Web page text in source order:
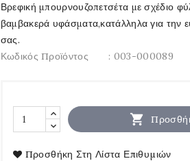
Βρεφική μπουρνουζοπετσέτα με σχέδιο
βαμβακερά υφάσματα,κατάλληλα για την
σας.
Κωδικός Προϊόντος
: 003-000089

Προσθήκη Στη Λίστα Επιθυμιών